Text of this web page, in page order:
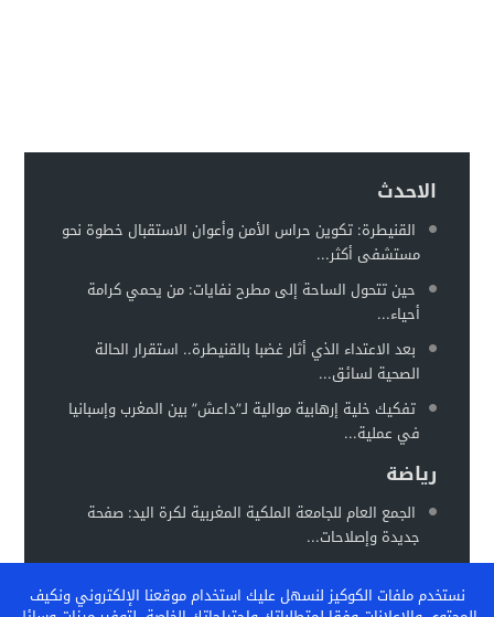
سيارة مجهولة تثير استنفارًا أمنيًا بحي الفوركي تابريكت – سلا
12:31 الغموض يلف حريقا في مركز صحيالاحدث
القنيطرة: تكوين حراس الأمن وأعوان الاستقبال خطوة نحو
مستشفى أكثر...
حين تتحول الساحة إلى مطرح نفايات: من يحمي كرامة
أحياء...
بعد الاعتداء الذي أثار غضبا بالقنيطرة.. استقرار الحالة
الصحية لسائق...
تفكيك خلية إرهابية موالية لـ”داعش” بين المغرب وإسبانيا
في عملية...
رياضة
الجمع العام للجامعة الملكية المغربية لكرة اليد: صفحة
جديدة وإصلاحات...
جديد خلال...
نستخدم ملفات الكوكيز لنسهل عليك استخدام موقعنا الإلكتروني ونكيف